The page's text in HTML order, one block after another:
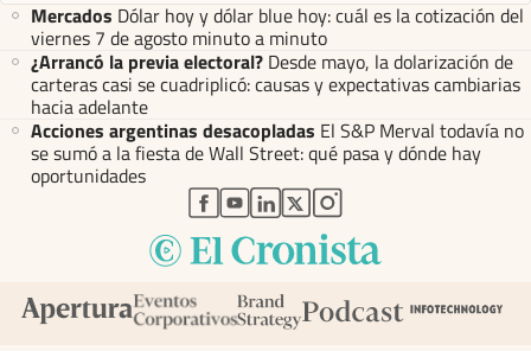
Mercados Dólar hoy y dólar blue hoy: cuál es la cotización del
viernes 7 de agosto minuto a minuto
¿Arrancó la previa electoral? Desde mayo, la dolarización de
carteras casi se cuadriplicó: causas y expectativas cambiarias
hacia adelante
Acciones argentinas desacopladas El S&P Merval todavía no
se sumó a la fiesta de Wall Street: qué pasa y dónde hay
oportunidades
abre en nueva pestaña
abre en nueva pestaña
abre en nueva pestaña
abre en nueva pestaña
abre en nueva pestaña